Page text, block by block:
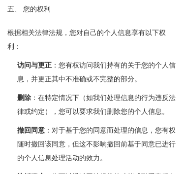
五、 您的权利
根据相关法律法规，您对自己的个人信息享有以下权
利：
访问与更正 ：您有权访问我们持有的关于您的个人信
息，并更正其中不准确或不完整的部分。
删除 ：在特定情况下（如我们处理信息的行为违反法
律或约定），您可以要求我们删除您的个人信息。
撤回同意 ：对于基于您的同意而处理的信息，您有权
随时撤回该同意，但这不影响撤回前基于同意已进行
的个人信息处理活动的效力。